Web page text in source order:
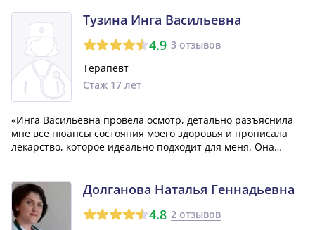
Тузина Инга Васильевна
4.9 3 отзывов
Терапевт
Стаж 17 лет
«Инга Васильевна провела осмотр, детально разъяснила
мне все нюансы состояния моего здоровья и прописала
лекарство, которое идеально подходит для меня. Она
уважением, пониманием и терпеливостью....»
Долганова Наталья Геннадьевна
4.8 2 отзывов